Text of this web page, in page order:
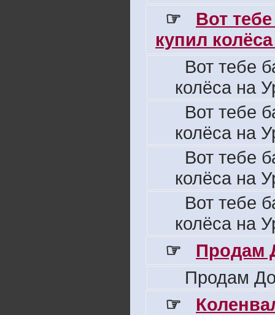
☞
Вот
купил
Вот тебе
колёса на
Вот тебе
колёса на
Вот тебе
колёса на
Вот тебе
колёса на
☞
Продам
Продам
☞